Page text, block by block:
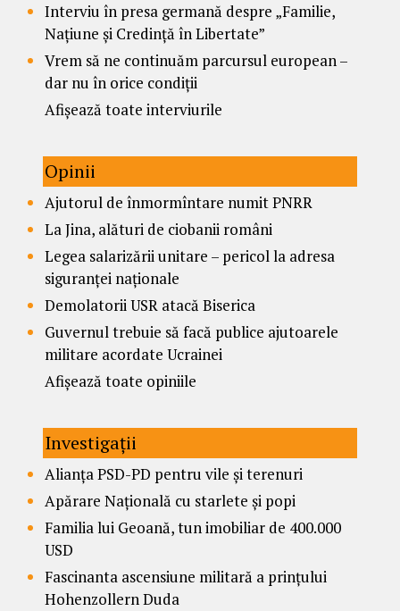
Interviu în presa germană despre „Familie,
Națiune și Credință în Libertate”
Vrem să ne continuăm parcursul european –
dar nu în orice condiții
Afișează toate interviurile
Opinii
Ajutorul de înmormîntare numit PNRR
La Jina, alături de ciobanii români
Legea salarizării unitare – pericol la adresa
siguranței naționale
Demolatorii USR atacă Biserica
Guvernul trebuie să facă publice ajutoarele
militare acordate Ucrainei
Afișează toate opiniile
Investigații
Alianța PSD-PD pentru vile și terenuri
Apărare Națională cu starlete și popi
Familia lui Geoană, tun imobiliar de 400.000
USD
Fascinanta ascensiune militară a prințului
Hohenzollern Duda